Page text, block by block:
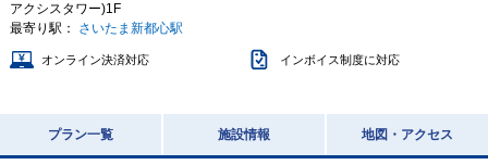
アクシスタワー)1F
最寄り駅： さいたま新都心駅
オンライン決済対応 インボイス制度に対応
プラン一覧 施設情報 地図・アクセス